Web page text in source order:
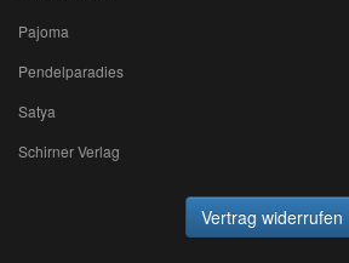
Pajoma
Pendelparadies
Satya
Schirner Verlag
Vertrag widerrufen